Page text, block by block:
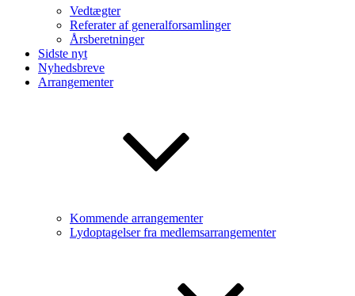
Vedtægter
Referater af generalforsamlinger
Årsberetninger
Sidste nyt
Nyhedsbreve
Arrangementer
Kommende arrangementer
Lydoptagelser fra medlemsarrangementer